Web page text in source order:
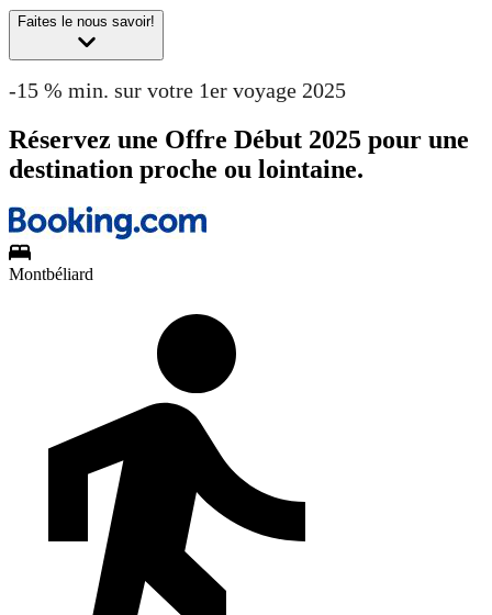
Faites le nous savoir!
-15 % min. sur votre 1er voyage 2025
Réservez une Offre Début 2025 pour une
destination proche ou lointaine.
Montbéliard